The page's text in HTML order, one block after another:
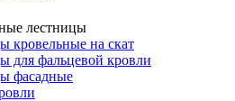
лестницы
кровельные на скат
для фальцевой кровли
фасадные